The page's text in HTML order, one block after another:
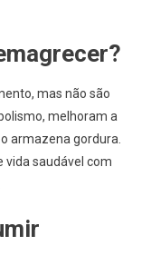
mas não são
melhoram a
armazena gordura.
vida saudável com